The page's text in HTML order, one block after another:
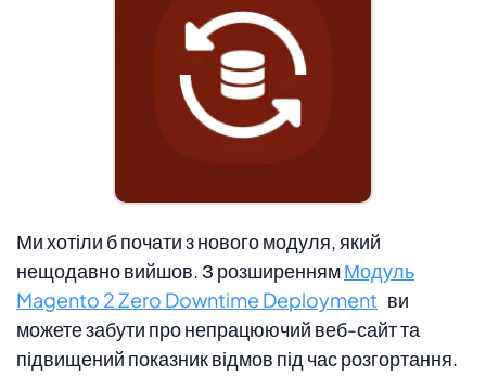
Ми хотіли б почати з нового модуля, який
нещодавно вийшов. З розширеннямМодуль
Magento 2 Zero Downtime Deployment ви
можете забути про непрацюючий веб-сайт та
підвищений показник відмов під час розгортання.